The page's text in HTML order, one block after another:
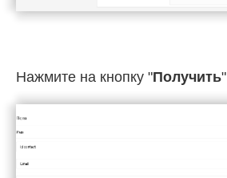
Нажмите на кнопку "Получить"